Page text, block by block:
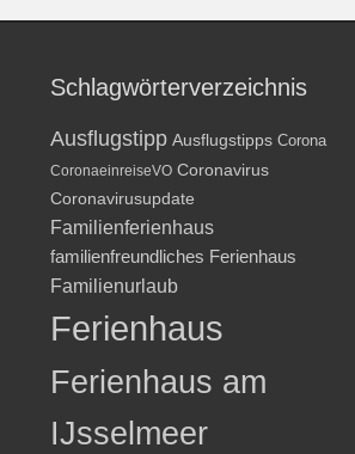
Schlagwörterverzeichnis
Ausflugstipp Ausflugstipps Corona
CoronaeinreiseVO Coronavirus
Coronavirusupdate
Familienferienhaus
familienfreundliches Ferienhaus
Familienurlaub
Ferienhaus
Ferienhaus am
IJsselmeer